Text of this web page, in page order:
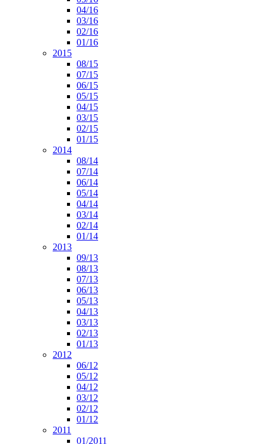
04/16
03/16
02/16
01/16
2015
08/15
07/15
06/15
05/15
04/15
03/15
02/15
01/15
2014
08/14
07/14
06/14
05/14
04/14
03/14
02/14
01/14
2013
09/13
08/13
07/13
06/13
05/13
04/13
03/13
02/13
01/13
2012
06/12
05/12
04/12
03/12
02/12
01/12
2011
01/2011